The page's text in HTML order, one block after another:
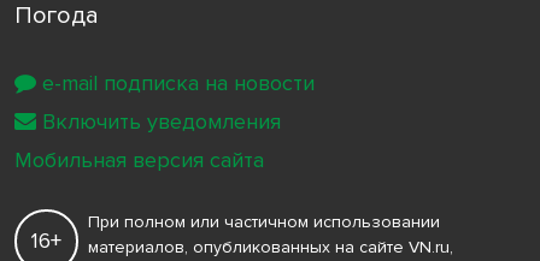
Погода
16+
При полном или частичном использовании
материалов, опубликованных на сайте VN.ru,
e-mail подписка на новости
Включить уведомления
Мобильная версия сайта